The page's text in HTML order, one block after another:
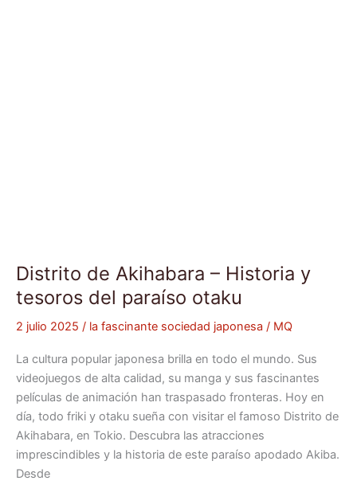
Distrito de Akihabara – Historia y
tesoros del paraíso otaku
2 julio 2025 / la fascinante sociedad japonesa / MQ
La cultura popular japonesa brilla en todo el mundo. Sus
videojuegos de alta calidad, su manga y sus fascinantes
películas de animación han traspasado fronteras. Hoy en
día, todo friki y otaku sueña con visitar el famoso Distrito de
Akihabara, en Tokio. Descubra las atracciones
imprescindibles y la historia de este paraíso apodado Akiba.
Desde